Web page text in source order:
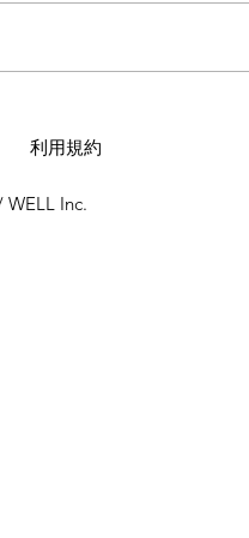
WELL Inc.
利用規約